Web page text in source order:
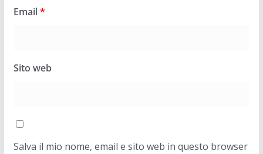
Email*
Sito web
Salva il mio nome, email e sito web in questo browser